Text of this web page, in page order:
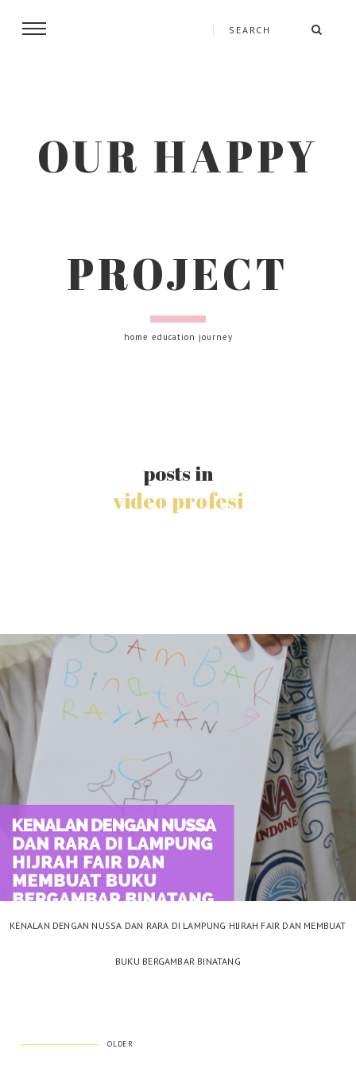
OUR HAPPY
PROJECT
home education journey
posts in
video profesi
KENALAN DENGAN NUSSA DAN RARA DI LAMPUNG HIJRAH FAIR DAN MEMBUAT
BUKU BERGAMBAR BINATANG
OLDER